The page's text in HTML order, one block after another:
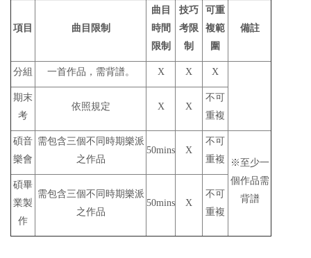
項目 曲目限制
曲目
時間
限制
技巧
考限
制
可重
複範
圍
備註
分組 一首作品，需背譜。 X X X
期末
考
依照規定 X X
不可
重複
碩音
樂會
需包含三個不同時期樂派
之作品
50mins X
不可
重複
※至少一
個作品需
背譜
碩畢
業製
作
需包含三個不同時期樂派
之作品
50mins X
不可
重複